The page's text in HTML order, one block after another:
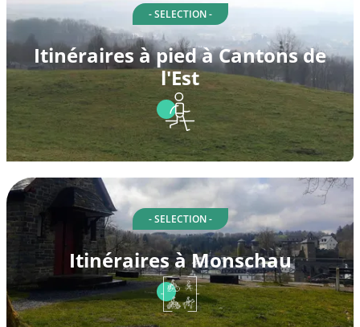
- SELECTION -
Itinéraires à pied à Cantons de
l'Est
- SELECTION -
Itinéraires à Monschau